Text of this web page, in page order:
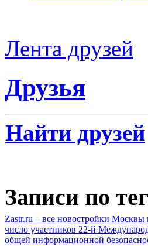
Лента друзей
Друзья
Найти друзей
Записи по
Zastr.ru – все новостройки Москвы
число участников 22-й
общей информационной